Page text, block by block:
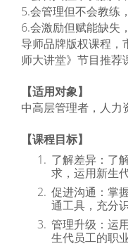
5.会管理但不会教练
6.会激励但赋能缺失
导师品牌版权课程，
师大讲堂》节目推荐
【适用对象】
中高层管理者，人力
【课程目标】
了解差异：了
求，运用新生
促进沟通：掌
通工具，充分
管理升级：运
生代员工的职